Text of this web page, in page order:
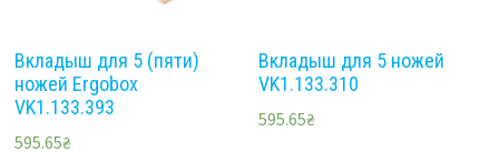
Вкладыш для 5 (пяти)
ножей Ergobox
VK1.133.393
595.65₴
Вкладыш для 5 ножей
VK1.133.310
595.65₴